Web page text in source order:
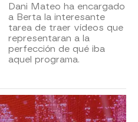
Dani Mateo ha encargado
a Berta la interesante
tarea de traer vídeos que
representaran a la
perfección de qué iba
aquel programa.